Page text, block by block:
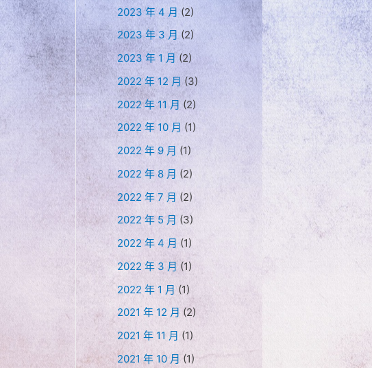
2023 年 4 月 (2)
2023 年 3 月(2)
2023 年 1 月 (2)
2022 年 12 月(3)
2022 年 11 月 (2)
2022 年 10 月 (1)
2022 年 9 月 (1)
2022 年 8 月 (2)
2022 年 7 月 (2)
2022 年 5 月 (3)
2022 年 4 月 (1)
2022 年 3 月 (1)
2022 年 1 月 (1)
2021 年 12 月 (2)
2021 年 11 月 (1)
2021 年 10 月 (1)